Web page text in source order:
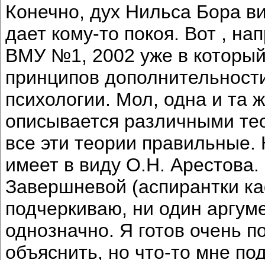
Конечно, дух Нильса Бора
дает кому-то покоя. Вот ,
ВМУ №1, 2002 уже в
принципов
психологии. Мол, одна и та
описывается различными
все эти теории
имеет в виду О.Н.
Завершневой (аспирантки
подчеркиваю, ни один
однозначно. Я готов очень
объяснить, но что-то мне